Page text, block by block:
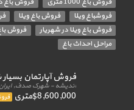
فروشباغ ویلا
فروش باغ ویلا
فروش باغ ویلا در شهریار
فروش
مراحل احداث باغ
فروش آپارتمان بسیار شیک
اندیشه - شهرک صدف,
$8,600,000متری